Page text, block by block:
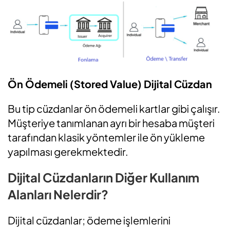
Ön Ödemeli (Stored Value) Dijital Cüzdan
Bu tip cüzdanlar ön ödemeli kartlar gibi çalışır.
Müşteriye tanımlanan ayrı bir hesaba müşteri
tarafından klasik yöntemler ile ön yükleme
yapılması gerekmektedir.
Dijital Cüzdanların Diğer Kullanım
Alanları Nelerdir?
Dijital cüzdanlar; ödeme işlemlerini